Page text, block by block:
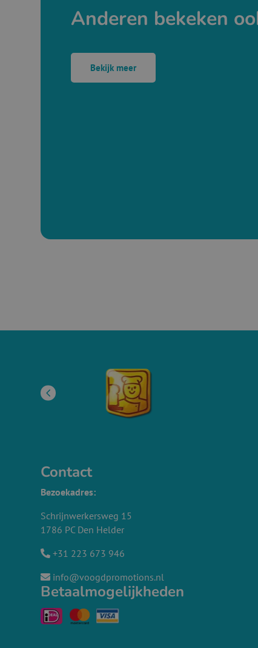
Anderen bekeken
Bekijk meer
Contact
Bezoekadres:
Schrijnwerkersweg 15
1786 PC Den Helder
+31 223 673 946
info@voogdpromotions.nl
Betaalmogelijkheden